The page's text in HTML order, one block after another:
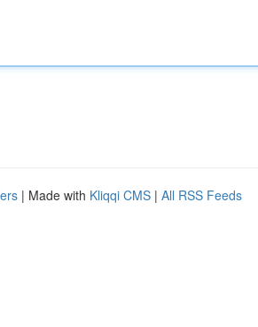
| Made with Kliqqi CMS | All RSS Feeds